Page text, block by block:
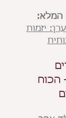
המלא:
יזמות
הכוח